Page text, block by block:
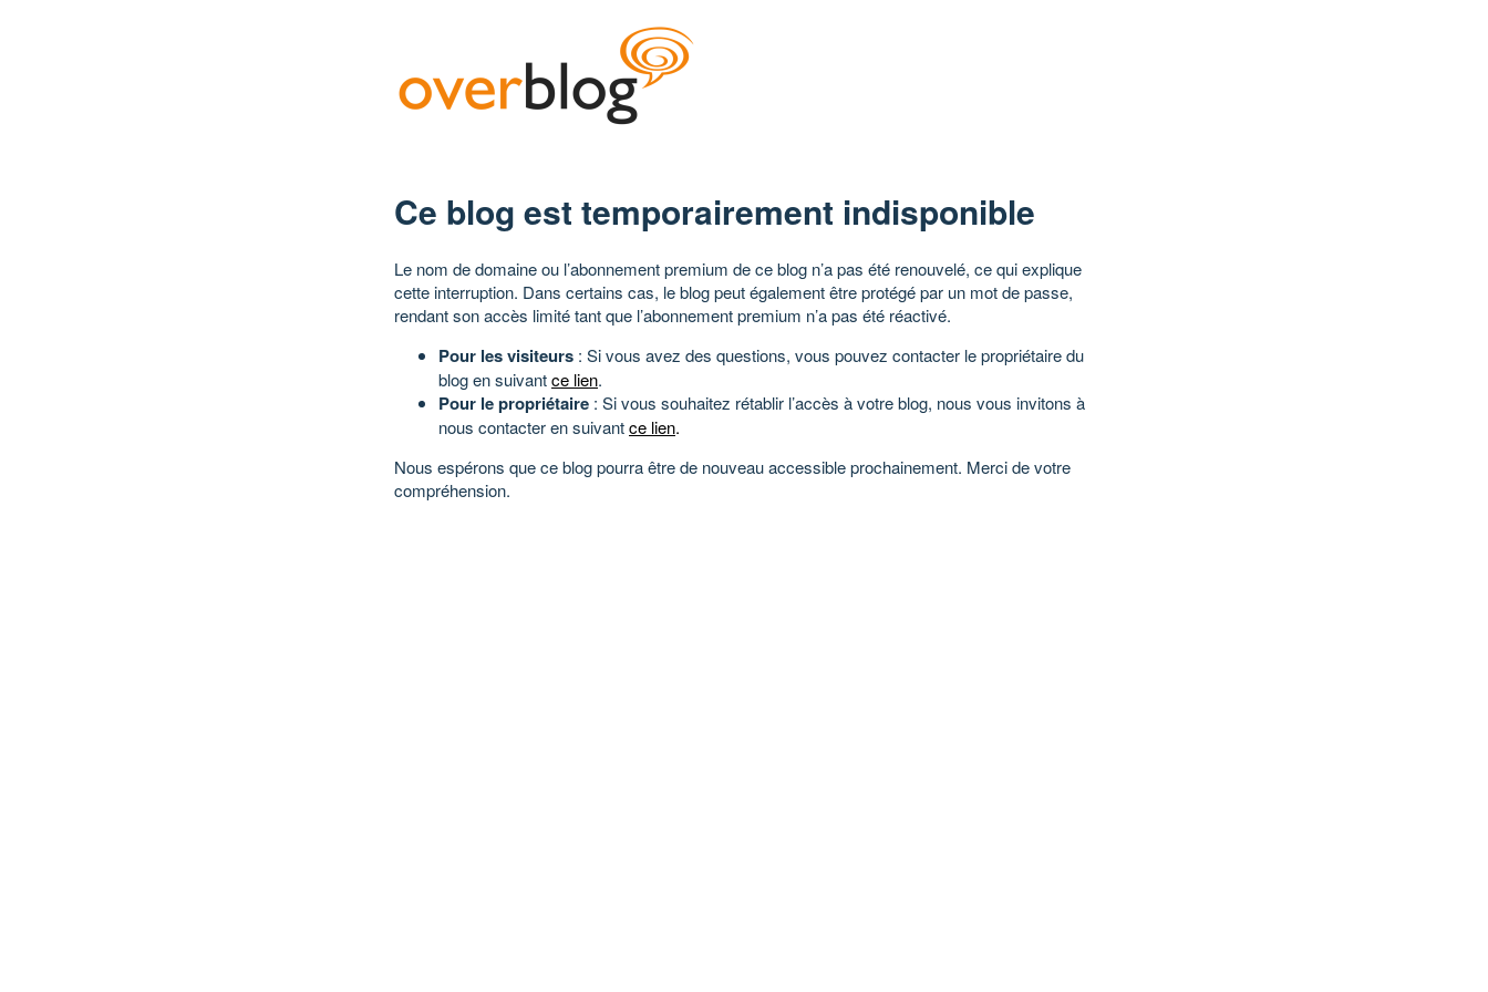
Ce blog est temporairement indisponible
Le nom de domaine ou l’abonnement premium de ce blog n’a pas été renouvelé, ce qui explique
cette interruption. Dans certains cas, le blog peut également être protégé par un mot de passe,
rendant son accès limité tant que l’abonnement premium n’a pas été réactivé.
Pour les visiteurs : Si vous avez des questions, vous pouvez contacter le propriétaire du
blog en suivantce lien.
Pour le propriétaire : Si vous souhaitez rétablir l’accès à votre blog, nous vous invitons à
nous contacter en suivantce lien.
Nous espérons que ce blog pourra être de nouveau accessible prochainement. Merci de votre
compréhension.